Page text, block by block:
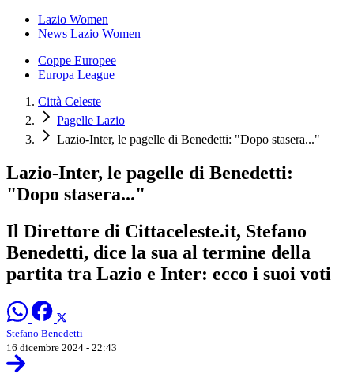
Lazio Women
News Lazio Women
Coppe Europee
Europa League
Città Celeste
Pagelle Lazio
Lazio-Inter, le pagelle di Benedetti: "Dopo stasera..."
Lazio-Inter, le pagelle di Benedetti:
"Dopo stasera..."
Il Direttore di Cittaceleste.it, Stefano
Benedetti, dice la sua al termine della
partita tra Lazio e Inter: ecco i suoi voti
Stefano Benedetti
16 dicembre 2024 - 22:43